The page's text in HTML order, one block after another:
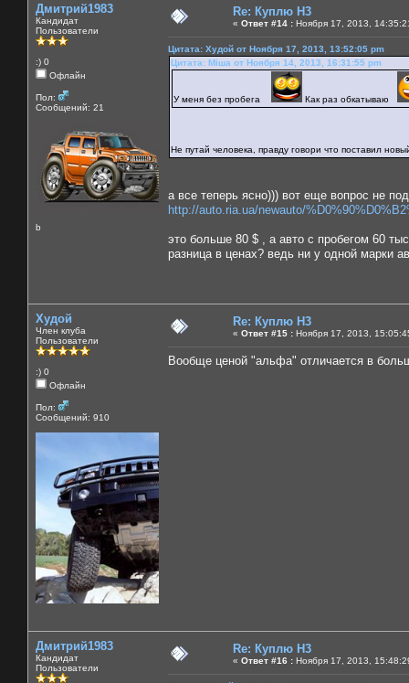
Дмитрий1983
Кандидат
Пользователи
:) 0
Офлайн
Пол:
Сообщений: 21
b
Re: Куплю H3
« Ответ #14 : Ноября 17, 2013,
Цитата: Худой от Ноября 17, 2013, 13:52:05 pm
Цитата: Міша от Ноября 14, 2013, 16:31:55 pm
У меня без пробега Как раз обкатываю
Не путай человека, правду говори что поставил
а все теперь ясно))) вот еще вопрос не
http://auto.ria.ua/newauto/
это больше 80 $ , а авто с пробегом 60
разница в ценах? ведь ни у одной марки
Худой
Член клуба
Пользователи
:) 0
Офлайн
Пол:
Сообщений: 910
Re: Куплю H3
« Ответ #15 : Ноября 17, 2013,
Вообще ценой "альфа" отличается в
Дмитрий1983
Кандидат
Пользователи
Re: Куплю H3
« Ответ #16 : Ноября 17, 2013,